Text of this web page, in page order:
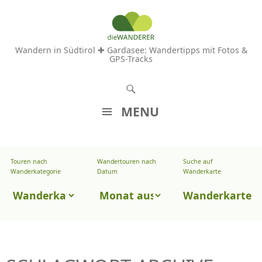
Wandern in Südtirol ✚ Gardasee: Wandertipps mit Fotos &
GPS-Tracks
MENU
M
S
Touren nach
Wanderkategorie
Touren
Wandertouren nach
Datum
Wandertouren
Datum
Suche auf
Wanderkarte
Wanderkarte